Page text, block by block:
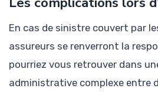
En cas de sinistre couvert par
assureurs se renverront la
pourriez vous retrouver dans
administrative complexe entre